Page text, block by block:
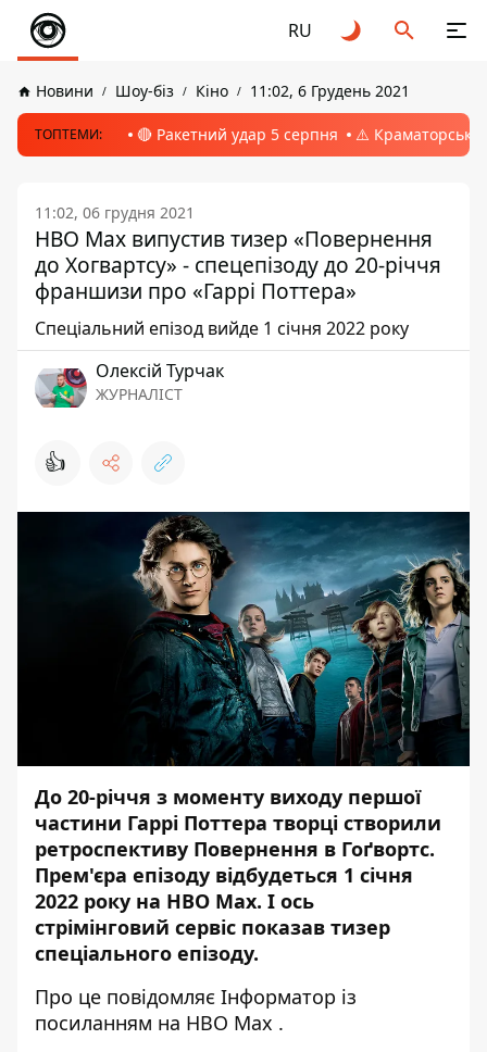
RU
Новини Шоу-біз Кіно 11:02, 6 Грудень 2021
ТОПТЕМИ: 🔴 Ракетний удар 5 серпня ⚠️ Краматорськ,
11:02, 06 грудня 2021
HBO Max випустив тизер «Повернення
до Хогвартсу» - спецепізоду до 20-річчя
франшизи про «Гаррі Поттера»
Спеціальний епізод вийде 1 січня 2022 року
Олексій Турчак
ЖУРНАЛІСТ
👍
До 20-річчя з моменту виходу першої
частини Гаррі Поттера творці створили
ретроспективу Повернення в Гоґвортс.
Прем'єра епізоду відбудеться 1 січня
2022 року на HBO Max. І ось
стрімінговий сервіс показав тизер
спеціального епізоду.
Про це повідомляє Інформатор із
посиланням на HBO Max .